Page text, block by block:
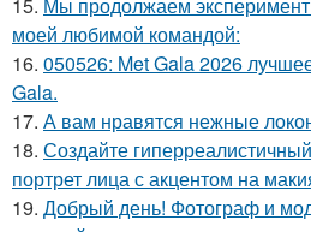
моей любимой командой:
16. 050526: Met Gala 2026
Gala.
17. А вам нравятся нежные
18. Создайте
портрет лица с акцентом на
19. Добрый день! Фотограф и